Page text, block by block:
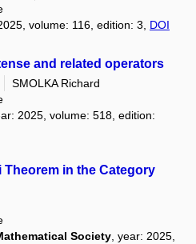
volume: 116, edition: 3, DOI
and related operators
SMOLKA Richard
2025, volume: 518, edition:
in the Category
Society , year: 2025,